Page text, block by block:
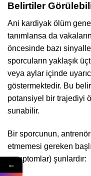
Belirtiler
Ani kardiyak ölüm
tanımlansa da
öncesinde bazı
sporcuların yaklaşık
veya aylar içinde
göstermektedir. Bu
potansiyel bir trajediyi
sunabilir.
Bir sporcunun,
etmemesi gereken
semptomlar) şunlardır:
←